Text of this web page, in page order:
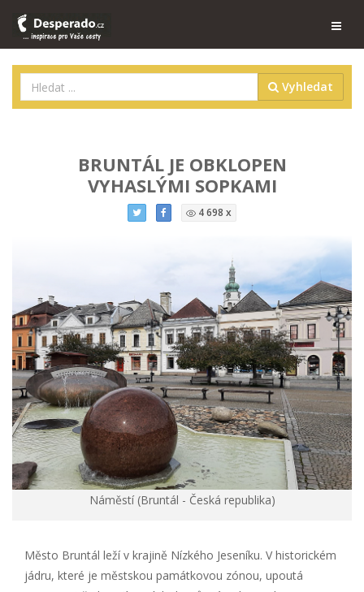
Vyhledat
BRUNTÁL JE OBKLOPEN
VYHASLÝMI SOPKAMI
4 698 x
Náměstí (Bruntál - Česká republika)
Město Bruntál leží v krajině Nízkého Jeseníku. V historickém
jádru, které je městskou památkovou zónou, upoutá